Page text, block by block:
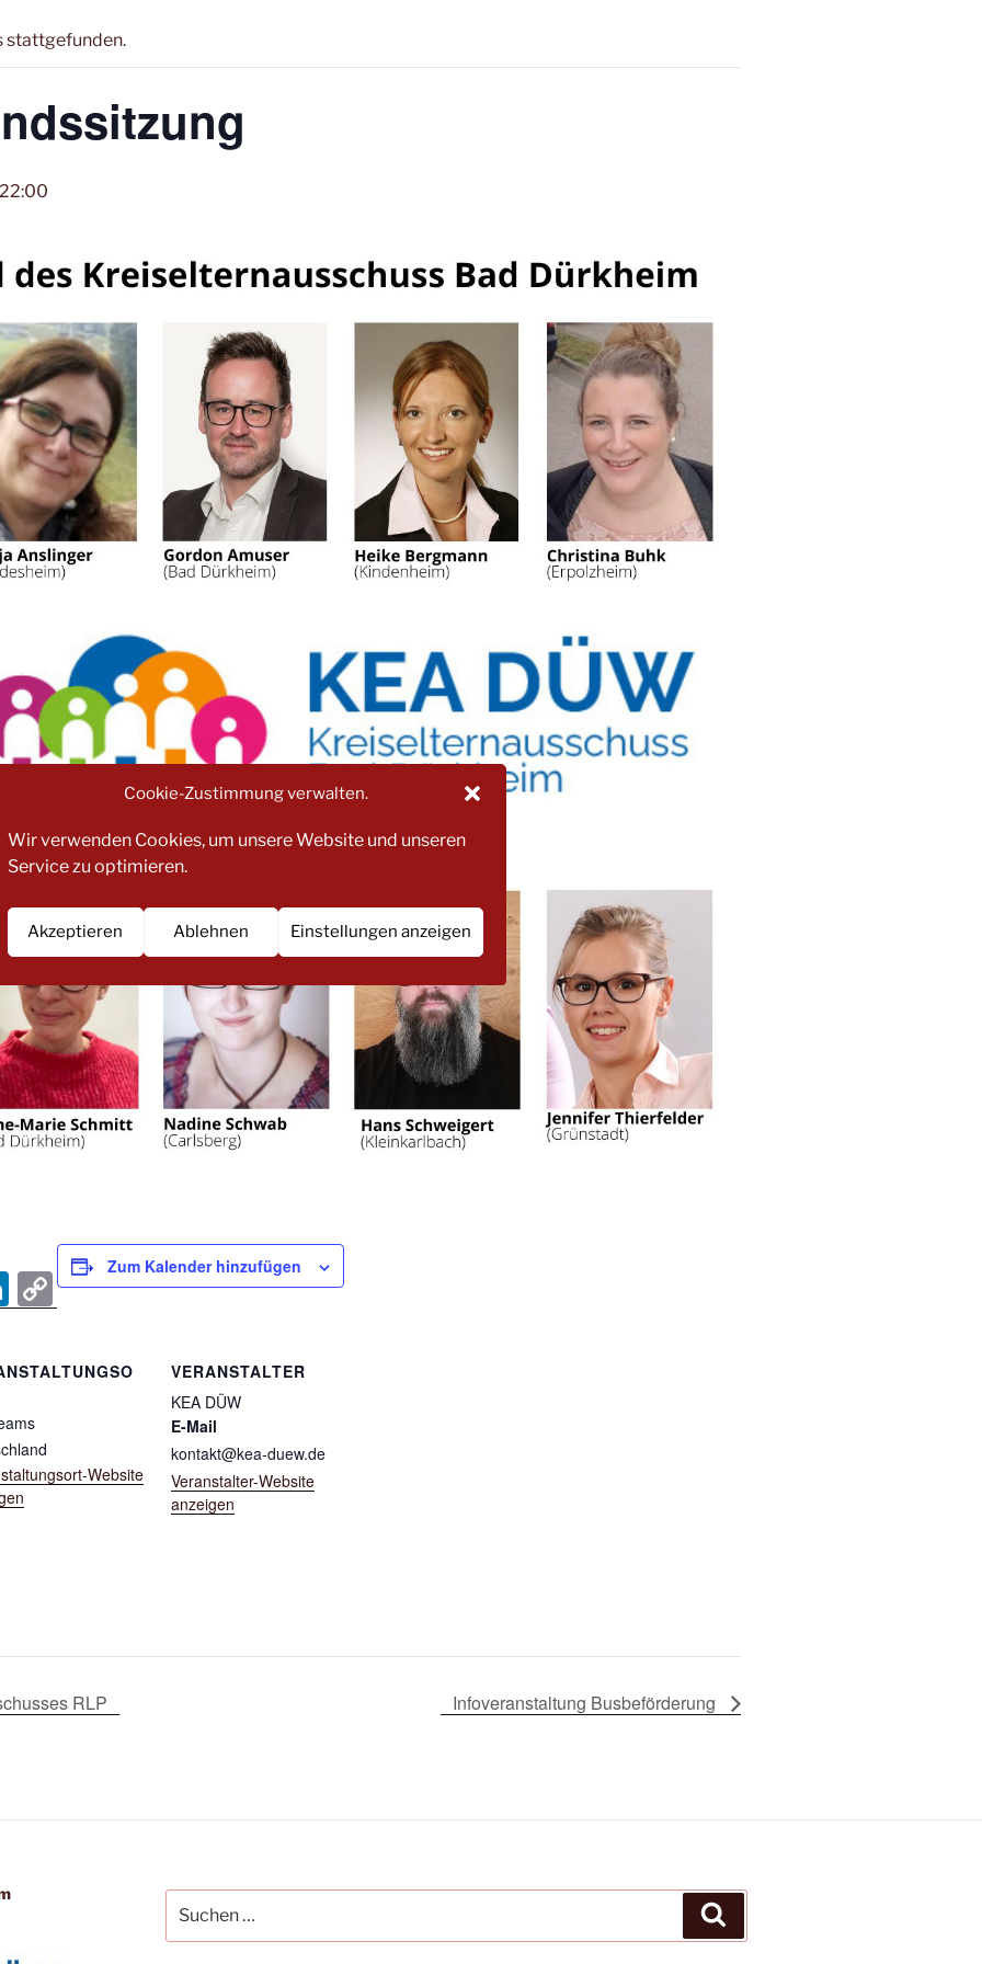
Cookie-Zustimmung verwalten.
Wir verwenden Cookies, um unsere Website und unseren
Service zu optimieren.
Akzeptieren Ablehnen Einstellungen anzeigen
stattgefunden.
22:00
Li
n
k
e
dI
n
C
o
p
y
n
k
Zum Kalender hinzufügen
Website
VERANSTALTER
KEA DÜW
E-Mail
kontakt@kea-duew.de
Veranstalter-Website
anzeigen
RLP Infoveranstaltung Busbeförderung
nach: